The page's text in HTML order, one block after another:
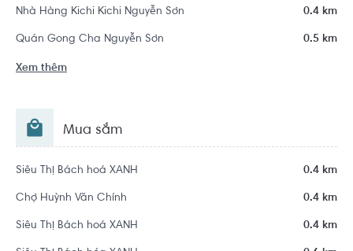
Nhà Hàng Kichi Kichi Nguyễn Sơn 0.4 km
Quán Gong Cha Nguyễn Sơn 0.5 km
Xem thêm
Mua sắm
Siêu Thị Bách hoá XANH 0.4 km
Chợ Huỳnh Văn Chính 0.4 km
Siêu Thị Bách hoá XANH 0.4 km